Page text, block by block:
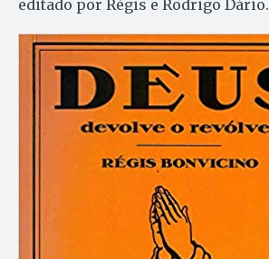
editado por Régis e Rodrigo Dário.